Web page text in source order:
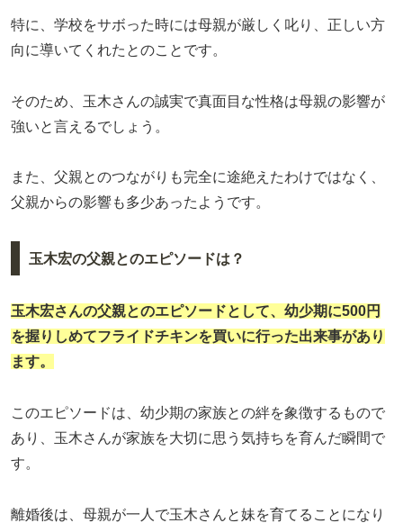
特に、学校をサボった時には母親が厳しく叱り、正しい方
向に導いてくれたとのことです。
そのため、玉木さんの誠実で真面目な性格は母親の影響が
強いと言えるでしょう。
また、父親とのつながりも完全に途絶えたわけではなく、
父親からの影響も多少あったようです。
玉木宏の父親とのエピソードは？
玉木宏さんの父親とのエピソードとして、幼少期に500円
を握りしめてフライドチキンを買いに行った出来事があり
ます。
このエピソードは、幼少期の家族との絆を象徴するもので
あり、玉木さんが家族を大切に思う気持ちを育んだ瞬間で
す。
離婚後は、母親が一人で玉木さんと妹を育てることになり